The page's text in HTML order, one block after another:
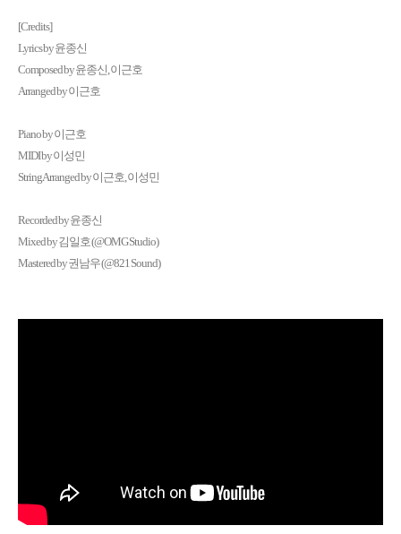
[Credits]
Lyrics by 윤종신
Composed by 윤종신, 이근호
Arranged by 이근호
Piano by 이근호
MIDI by 이성민
String Arranged by 이근호, 이성민
Recorded by 윤종신
Mixed by 김일호 (@OMG Studio)
Mastered by 권남우 (@821 Sound)